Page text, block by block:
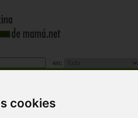
cookies
en: